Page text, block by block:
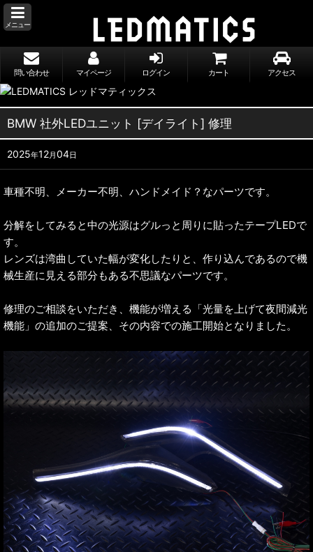
メニュー
問い合わせ マイページ ログイン カート アクセス
BMW 社外LEDユニット [デイライト] 修理
2025年12月04日
車種不明、メーカー不明、ハンドメイド？なパーツです。
分解をしてみると中の光源はグルっと周りに貼ったテープLEDで
す。
レンズは湾曲していた幅が変化したりと、作り込んであるので機
械生産に見える部分もある不思議なパーツです。
修理のご相談をいただき、機能が増える「光量を上げて夜間減光
機能」の追加のご提案、その内容での施工開始となりました。